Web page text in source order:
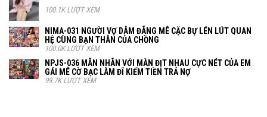
100.1K LƯỢT XEM
NIMA-031 NGƯỜI VỢ DÂM ĐÃNG MÊ CẶC BỰ LÉN LÚT QUAN
HỆ CÙNG BẠN THÂN CỦA CHỒNG
100.0K LƯỢT XEM
NPJS-036 MÃN NHÃN VỚI MÀN ĐỊT NHAU CỰC NÉT CỦA EM
GÁI MÊ CỜ BẠC LÀM ĐĨ KIẾM TIỀN TRẢ NỢ
99.7K LƯỢT XEM